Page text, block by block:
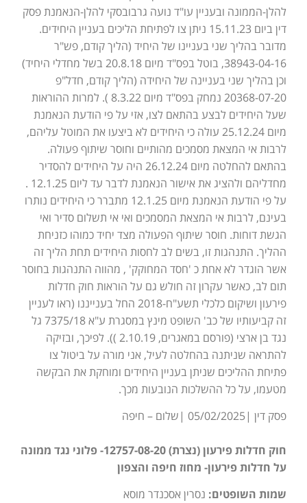
להלן-הממונה ובעניין עו"ד נועה גרבובסקי להלן-הנאמנת פסק
דין ביום 15.11.23 ניתן צו לפתיחת הליכים בעניין היחידים.
מדובר בהליך שני בעניינו של היחיד (הליך קודם, פש"ר
38943-04-16, בוטל בפס"ד מיום 20.8.18 בשל מחדלי היחיד)
וכן בהליך שני בעניינה של היחידה (הליך קודם, חדל"פ
20368-07-20 נמחק בפס"ד מיום 8.3.22 ). למרות ההוראות
שעל היחידים לבצע בהתאם לצו, אזי על פי הודעת הנאמנת
מיום 25.12.24 עולה כי היחידים לא ביצעו את המוטל עליהם,
לרבות אי המצאת מסמכים מהותיים וחוסר שיתוף פעולה.
בהתאם להחלטה מיום 26.12.24 היה על היחידים להסדיר
מחדליהם ולהציג את אישור הנאמנת לדבר עד ליום 12.1.25 .
על פי הודעת הנאמנת מיום 12.1.25 מתברר כי היחידים נותרו
בעינם, לרבות אי המצאת המסמכים ואי אי תשלום סדיר ואי
הגשת דוחות. חוסר שיתוף הפעולה מצד יחיד כמוהו כזניחת
ההליך. התנהגות זו, בשים לב לחסות היחידים תחת הליך זה
אשר הוגדר לא אחת כ 'חסד המחוקק' , מהווה התנהגות בחוסר
תום לב, כאשר עקרון זה חולש גם על הוראות חוק חדלות
פירעון ושיקום כלכלי תשע"ח-2018 החל בענייננו (ראו לעניין
זה קביעותיו של כב' השופט מינץ במסגרת ע"א 7375/18 גל
נגד בן ארצי (פורסם במאגרים, 2.10.19 )). לפיכך, ובזיקה
להתראה שניתנה בהחלטה לעיל, אני מורה על ביטול צו
פתיחת ההליכים שניתן בעניין היחידים ומוחקת את הבקשה
מטעמו, על כל ההשלכות הנובעות מכך.
פסק דין |05/02/2025 |שלום – חיפה
חוק חדלות פירעון (נצרת) 12757-08-20- פלוני נגד ממונה
על חדלות פירעון- מחוז חיפה והצפון
שמות השופטים: נסרין אסכנדר מוסא